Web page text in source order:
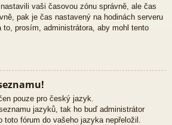
vaši časovou zónu správně, ale čas
pak je čas nastavený na hodinách serveru
to, prosím, administrátora, aby mohl tento
pouze pro český jazyk.
jazyků, tak ho buď administrátor
fórum do vašeho jazyka nepřeložil.